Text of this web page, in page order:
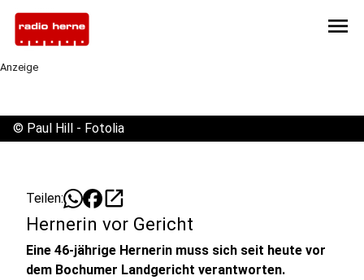
menu
Anzeige
© Paul Hill - Fotolia
Teilen: open_in_new
Hernerin vor Gericht
Eine 46-jährige Hernerin muss sich seit heute vor
dem Bochumer Landgericht verantworten.